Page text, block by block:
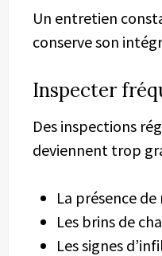
Un entretien
conserve son
Inspecter
Des inspections
deviennent trop
La présence
Les brins de
Les signes